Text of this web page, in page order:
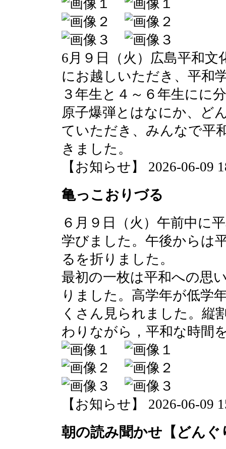
6月９日（火）広島平和
にお越しいただき、平和
３年生と４～６年生にに
原子爆弾とはなにか、ど
ていただき、みんなで平
きました。
【お知らせ】 2026-06-09
亀っこおりづる
６月９日（火）午前中に
学びました。午後からは
るを折りました。
最初の一枚は平和への思
りました。高学年が低学
くさん見られました。縦
わりながら，平和な時間
【お知らせ】 2026-06-09
朝の読み聞かせ【どんぐ